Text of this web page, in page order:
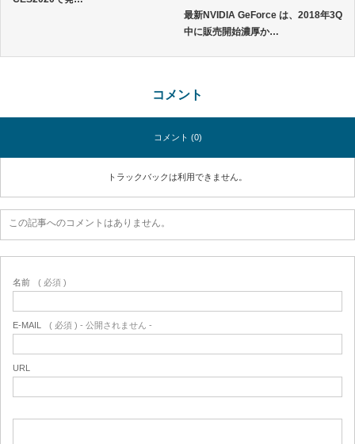
最新NVIDIA GeForce は、2018年3Q
中に販売開始濃厚か…
コメント
コメント (0)
トラックバックは利用できません。
この記事へのコメントはありません。
名前 ( 必須 )
E-MAIL ( 必須 ) - 公開されません -
URL